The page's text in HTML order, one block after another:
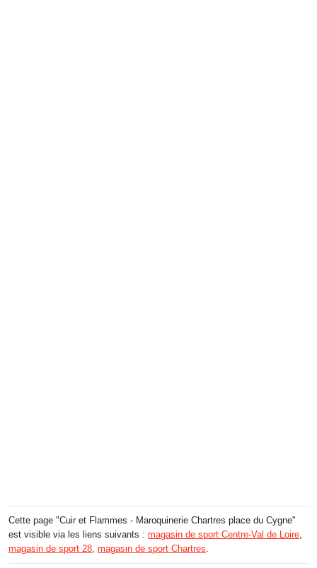
Cette page "Cuir et Flammes - Maroquinerie Chartres place du Cygne"
est visible via les liens suivants : magasin de sport Centre-Val de Loire
magasin de sport 28 magasin de sport Chartres